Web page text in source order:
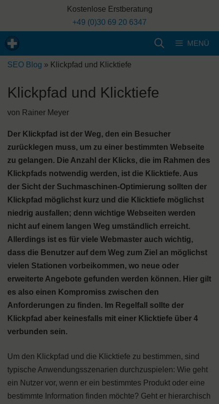
Kostenlose Erstberatung
+49 (0)30 69 20 6347
MENÜ
SEO Blog » Klickpfad und Klicktiefe
Klickpfad und Klicktiefe
von Rainer Meyer
Der Klickpfad ist der Weg, den ein Besucher
zurücklegen muss, um zu einer bestimmten Webseite
zu gelangen. Die Anzahl der Klicks, die im Rahmen des
Klickpfads notwendig werden, ist die Klicktiefe. Aus
der Sicht der Suchmaschinen-Optimierung sollten der
Klickpfad möglichst kurz und die Klicktiefe möglichst
niedrig ausfallen; denn wichtige Webseiten werden
nicht auf einem langen Weg umständlich erreicht.
Allerdings ist es für viele Webmaster auch wichtig,
dass die Benutzer auf dem Weg zum Ziel an möglichst
vielen Stationen vorbeikommen, wo neue oder
erweiterte Angebote gefunden werden können. Hier gilt
es also einen Kompromiss zwischen den
Anforderungen zu finden. Im Regelfall sollte der
Klickpfad aber keinesfalls mit einer Klicktiefe über 4
verbunden sein.
Um den Klickpfad und die Klicktiefe zu bestimmen, sind
typische Anwendungsszenarien durchzuspielen: Wie geht
ein Nutzer vor, wenn er ein bestimmtes Produkt oder eine
bestimmte Information finden möchte? Geht er hierarchisch